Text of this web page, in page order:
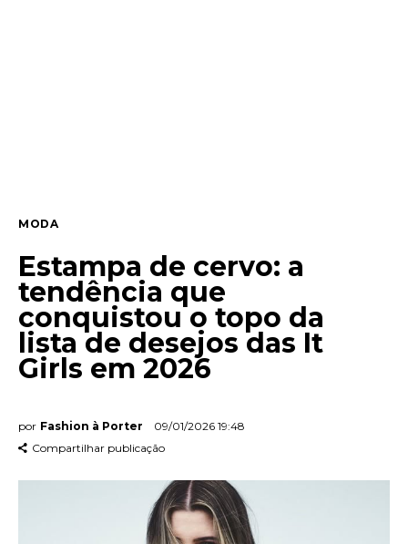
Contato
MODA
Estampa de cervo: a
tendência que
conquistou o topo da
lista de desejos das It
Girls em 2026
por Fashion à Porter
09/01/2026 19:48
Compartilhar publicação